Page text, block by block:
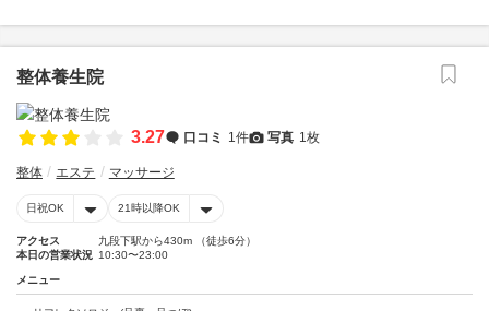
整体養生院
3.27 口コミ 1件 写真 1枚
整体 エステ マッサージ
日祝OK 21時以降OK
アクセス
九段下駅から430m （徒歩6分）
本日の営業状況 10:30〜23:00
メニュー